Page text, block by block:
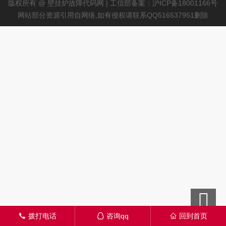
版权所有 @ 壁挂炉故障代码网 | 工信部备案：沪ICP备18001166号
网站部分资源引用自网络,如有侵权请联系QQ516537951删除
󦁁 拨打电话 󦊱 咨询qq 󦃑 回到首页